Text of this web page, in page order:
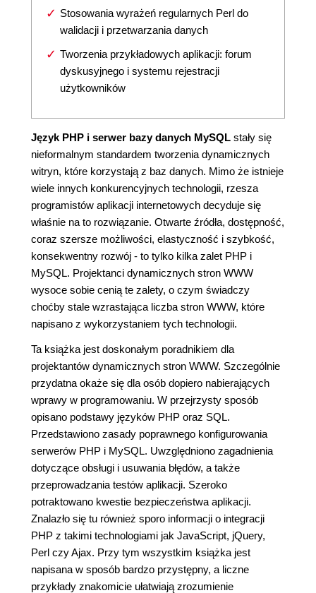
Stosowania wyrażeń regularnych Perl do
walidacji i przetwarzania danych
Tworzenia przykładowych aplikacji: forum
dyskusyjnego i systemu rejestracji
użytkowników
Język PHP i serwer bazy danych MySQL stały się
nieformalnym standardem tworzenia dynamicznych
witryn, które korzystają z baz danych. Mimo że istnieje
wiele innych konkurencyjnych technologii, rzesza
programistów aplikacji internetowych decyduje się
właśnie na to rozwiązanie. Otwarte źródła, dostępność,
coraz szersze możliwości, elastyczność i szybkość,
konsekwentny rozwój - to tylko kilka zalet PHP i
MySQL. Projektanci dynamicznych stron WWW
wysoce sobie cenią te zalety, o czym świadczy
choćby stale wzrastająca liczba stron WWW, które
napisano z wykorzystaniem tych technologii.
Ta książka jest doskonałym poradnikiem dla
projektantów dynamicznych stron WWW. Szczególnie
przydatna okaże się dla osób dopiero nabierających
wprawy w programowaniu. W przejrzysty sposób
opisano podstawy języków PHP oraz SQL.
Przedstawiono zasady poprawnego konfigurowania
serwerów PHP i MySQL. Uwzględniono zagadnienia
dotyczące obsługi i usuwania błędów, a także
przeprowadzania testów aplikacji. Szeroko
potraktowano kwestie bezpieczeństwa aplikacji.
Znalazło się tu również sporo informacji o integracji
PHP z takimi technologiami jak JavaScript, jQuery,
Perl czy Ajax. Przy tym wszystkim książka jest
napisana w sposób bardzo przystępny, a liczne
przykłady znakomicie ułatwiają zrozumienie